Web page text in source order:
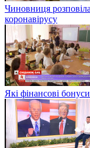
Чиновниця
коронавірусу
Які фінансові